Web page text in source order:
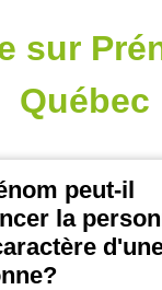
sur
Québec
peut-il
la